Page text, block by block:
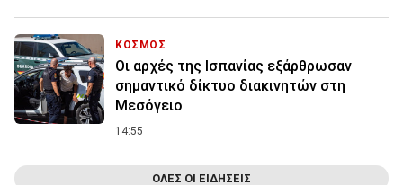
ΚΟΣΜΟΣ
Οι αρχές της Ισπανίας εξάρθρωσαν
σημαντικό δίκτυο διακινητών στη
Μεσόγειο
14:55
ΟΛΕΣ ΟΙ ΕΙΔΗΣΕΙΣ